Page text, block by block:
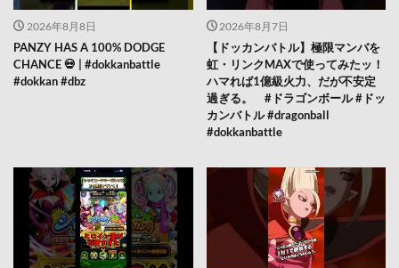
2026年8月8日
PANZY HAS A 100% DODGE
CHANCE 💀 | #dokkanbattle
#dokkan #dbz
2026年8月7日
【ドッカンバトル】極限マンバを
虹・リンクMAXで使ってみたッ！
ハマれば1億級火力、だが不安定
過ぎる。 #ドラゴンボール #ドッ
カンバトル #dragonball
#dokkanbattle